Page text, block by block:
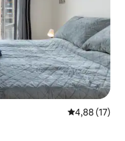
Gemiddelde
4,88 (17)